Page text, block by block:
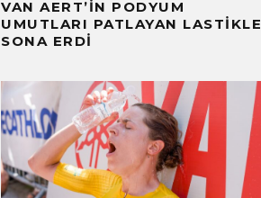
VAN AERT’IN PODYUM
UMUTLARI PATLAYAN LASTIKLE
SONA ERDI